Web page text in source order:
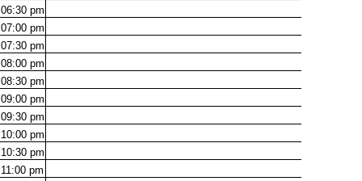
06:30 pm
07:00 pm
07:30 pm
08:00 pm
08:30 pm
09:00 pm
09:30 pm
10:00 pm
10:30 pm
11:00 pm